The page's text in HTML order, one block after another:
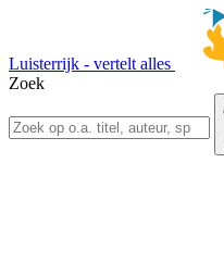
Luisterrijk - vertelt alles
Zoek